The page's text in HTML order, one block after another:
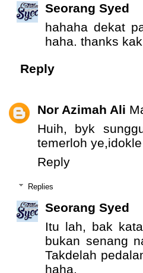
Seorang Syed
hahaha dekat
haha. thanks
Reply
Nor Azimah Ali
Huih, byk
temerloh
Reply
Replies
Seorang Syed
Itu lah, bak
bukan senang
Takdelah
haha.